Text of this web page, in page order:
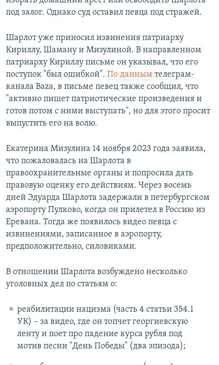
под залог. Однако суд оставил певца под стражей.
Шарлот уже приносил извинения патриарху
Кириллу, Шаману и Мизулиной. В направленном
патриарху Кириллу письме он указывал, что его
поступок "был ошибкой". По данным телеграм-
канала Baza, в письме певец также сообщил, что
"активно пишет патриотические произведения и
готов потом с ними выступать", но для этого просит
выпустить его на волю.
Екатерина Мизулина 14 ноября 2023 года заявила,
что пожаловалась на Шарлота в
правоохранительные органы и попросила дать
правовую оценку его действиям. Через восемь
дней Эдуарда Шарлота задержали в петербургском
аэропорту Пулково, когда он прилетел в Россию из
Еревана. Тогда же появилось видео певца с
извинениями, записанное в аэропорту,
предположительно, силовиками.
В отношении Шарлота возбуждено несколько
уголовных дел по статьям о:
реабилитации нацизма (часть 4 статьи 354.1
УК) – за видео, где он топчет георгиевскую
ленту и поет про падение курса рубля под
мотив песни "День Победы" (два эпизода);